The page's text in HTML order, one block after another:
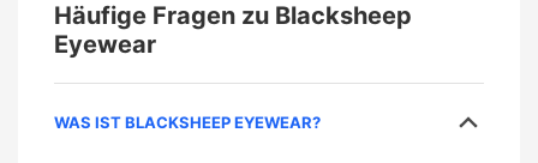
Häufige Fragen zu Blacksheep
Eyewear
WAS IST BLACKSHEEP EYEWEAR?